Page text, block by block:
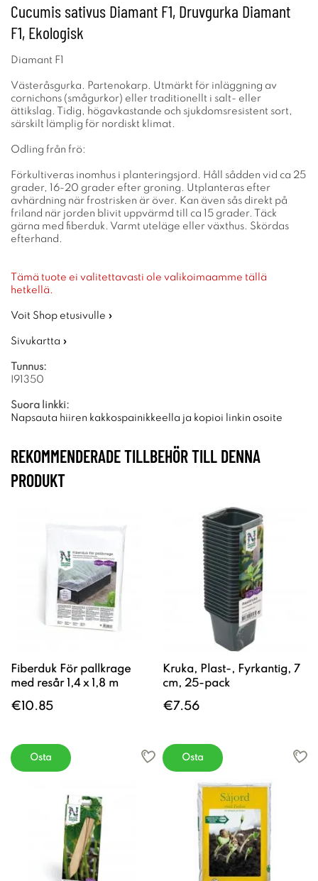
Cucumis sativus Diamant F1, Druvgurka Diamant
F1, Ekologisk
Diamant F1
Västeråsgurka. Partenokarp. Utmärkt för inläggning av
cornichons (smågurkor) eller traditionellt i salt- eller
ättikslag. Tidig, högavkastande och sjukdomsresistent sort,
särskilt lämplig för nordiskt klimat.
Odling från frö:
Förkultiveras inomhus i planteringsjord. Håll sådden vid ca 25
grader, 16-20 grader efter groning. Utplanteras efter
avhärdning när frostrisken är över. Kan även sås direkt på
friland när jorden blivit uppvärmd till ca 15 grader. Täck
gärna med fiberduk. Varmt uteläge eller växthus. Skördas
efterhand.
Tämä tuote ei valitettavasti ole valikoimaamme tällä
hetkellä.
Voit Shop etusivulle »
Sivukartta »
Tunnus:
I91350
Suora linkki:
Napsauta hiiren kakkospainikkeella ja kopioi linkin osoite
REKOMMENDERADE TILLBEHÖR TILL DENNA
PRODUKT
Fiberduk För pallkrage
med resår 1,4 x 1,8 m
€10.85
Osta
Kruka, Plast-, Fyrkantig, 7
cm, 25-pack
€7.56
Osta